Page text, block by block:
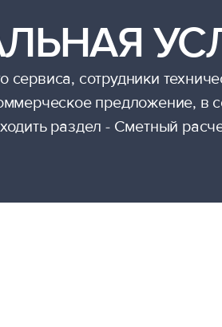
сервиса, сотрудники
предложение, в
раздел - Сметный